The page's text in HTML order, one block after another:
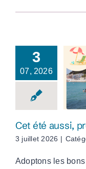
3
07, 2026
Cet été aussi,
3 juillet 2026 |
Adoptons les